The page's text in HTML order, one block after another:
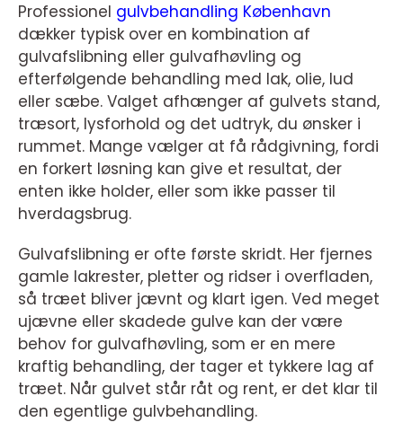
Professionel gulvbehandling København
dækker typisk over en kombination af
gulvafslibning eller gulvafhøvling og
efterfølgende behandling med lak, olie, lud
eller sæbe. Valget afhænger af gulvets stand,
træsort, lysforhold og det udtryk, du ønsker i
rummet. Mange vælger at få rådgivning, fordi
en forkert løsning kan give et resultat, der
enten ikke holder, eller som ikke passer til
hverdagsbrug.
Gulvafslibning er ofte første skridt. Her fjernes
gamle lakrester, pletter og ridser i overfladen,
så træet bliver jævnt og klart igen. Ved meget
ujævne eller skadede gulve kan der være
behov for gulvafhøvling, som er en mere
kraftig behandling, der tager et tykkere lag af
træet. Når gulvet står råt og rent, er det klar til
den egentlige gulvbehandling.